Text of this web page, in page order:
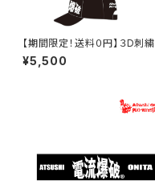
【期間限定！送料０円】３D刺繍
電流爆破キャップ
¥5,500